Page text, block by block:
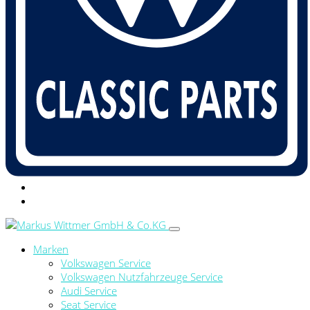
Marken
Volkswagen Service
Volkswagen Nutzfahrzeuge Service
Audi Service
Seat Service